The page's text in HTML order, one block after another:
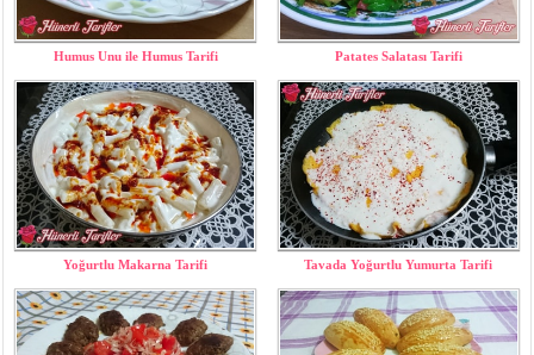
Humus Unu ile Humus Tarifi Patates Salatası Tarifi
Yoğurtlu Makarna Tarifi Tavada Yoğurtlu Yumurta Tarifi